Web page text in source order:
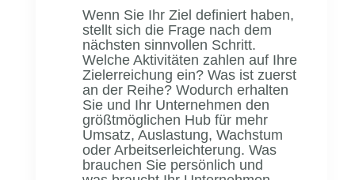
Wenn Sie Ihr Ziel definiert haben,
stellt sich die Frage nach dem
nächsten sinnvollen Schritt.
Welche Aktivitäten zahlen auf Ihre
Zielerreichung ein? Was ist zuerst
an der Reihe? Wodurch erhalten
Sie und Ihr Unternehmen den
größtmöglichen Hub für mehr
Umsatz, Auslastung, Wachstum
oder Arbeitserleichterung. Was
brauchen Sie persönlich und